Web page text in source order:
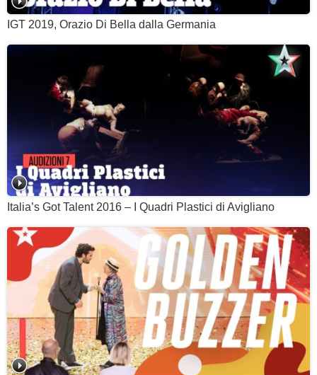
IGT 2019, Orazio Di Bella dalla Germania
Italia’s Got Talent 2016 – I Quadri Plastici di Avigliano